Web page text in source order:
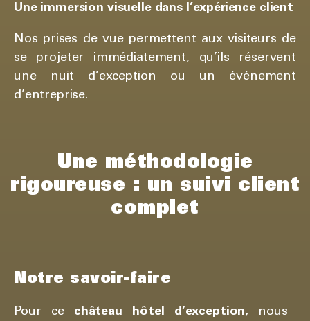
Une immersion visuelle dans l’expérience client
Nos prises de vue permettent aux visiteurs de
se projeter immédiatement, qu’ils réservent
une nuit d’exception ou un événement
d’entreprise.
Une méthodologie
rigoureuse : un suivi client
complet
Notre savoir-faire
Pour ce château hôtel d’exception, nous